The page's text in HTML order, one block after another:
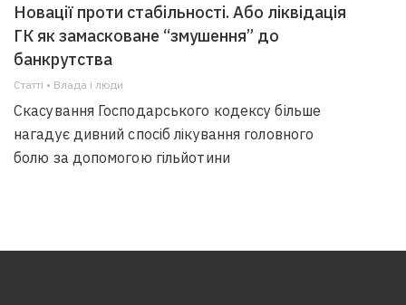
Новації проти стабільності. Або ліквідація
ГК як замасковане “змушення” до
банкрутства
Статті • Влада i люди
Скасування Господарського кодексу більше
нагадує дивний спосіб лікування головного
болю за допомогою гільйотини